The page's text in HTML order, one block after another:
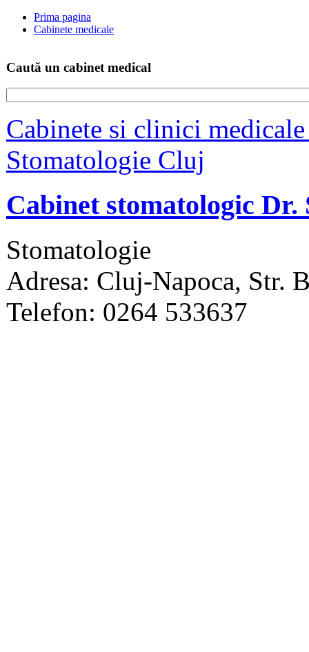
Prima pagina
Cabinete medicale
Caută un cabinet medical
Cabinete si clinici
Stomatologie Cluj
Cabinet stomatologic Dr.
Stomatologie
Adresa: Cluj-Napoca, Str.
Telefon: 0264 533637